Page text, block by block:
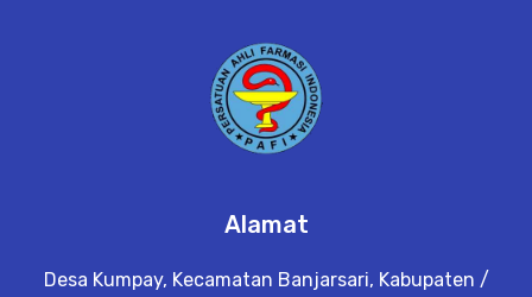
Alamat
Desa Kumpay, Kecamatan Banjarsari, Kabupaten /